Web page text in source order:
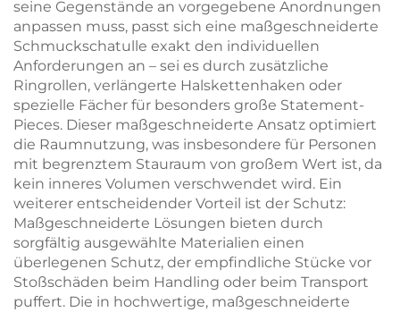
seine Gegenstände an vorgegebene Anordnungen
anpassen muss, passt sich eine maßgeschneiderte
Schmuckschatulle exakt den individuellen
Anforderungen an – sei es durch zusätzliche
Ringrollen, verlängerte Halskettenhaken oder
spezielle Fächer für besonders große Statement-
Pieces. Dieser maßgeschneiderte Ansatz optimiert
die Raumnutzung, was insbesondere für Personen
mit begrenztem Stauraum von großem Wert ist, da
kein inneres Volumen verschwendet wird. Ein
weiterer entscheidender Vorteil ist der Schutz:
Maßgeschneiderte Lösungen bieten durch
sorgfältig ausgewählte Materialien einen
überlegenen Schutz, der empfindliche Stücke vor
Stoßschäden beim Handling oder beim Transport
puffert. Die in hochwertige, maßgeschneiderte